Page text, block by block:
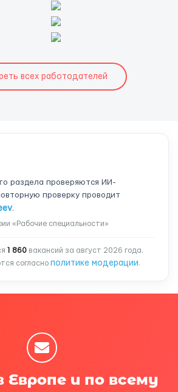
всех работодателей
раздела проверяются ИИ-
проверку проводит
.
«Рабочие специальности»
1 860 вакансий за август 2026 года.
согласно политике модерации.
и по всему